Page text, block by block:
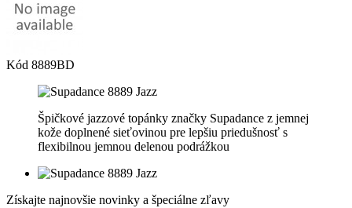
Kód 8889BD
Špičkové jazzové topánky značky Supadance z jemnej
kože doplnené sieťovinou pre lepšiu priedušnosť s
flexibilnou jemnou delenou podrážkou
Získajte najnovšie novinky a špeciálne zľavy